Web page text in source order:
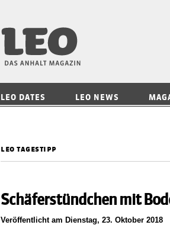
LEO DATES LEO NEWS
leo tagestipp
Schäferstündchen mit
Veröffentlicht am Dienstag, 23. Oktober 2018